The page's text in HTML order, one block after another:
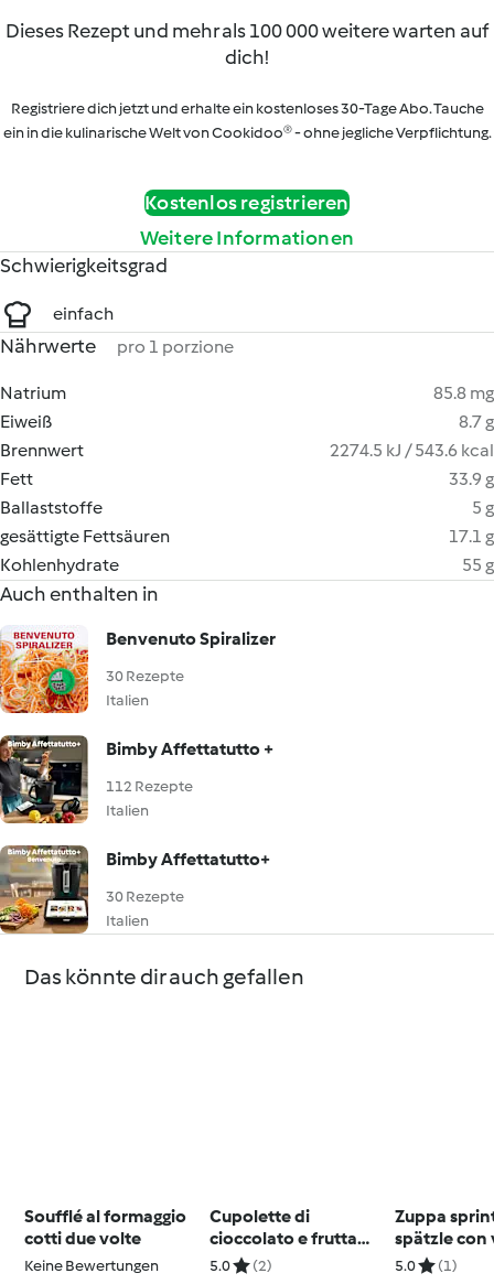
Dieses Rezept und mehr als 100 000 weitere warten auf
dich!
Registriere dich jetzt und erhalte ein kostenloses 30-Tage Abo. Tauche
ein in die kulinarische Welt von Cookidoo® - ohne jegliche Verpflichtung.
Kostenlos registrieren
Weitere Informationen
Schwierigkeitsgrad
einfach
Nährwerte pro 1 porzione
Natrium
85.8 mg
Eiweiß
8.7 g
Brennwert
2274.5 kJ / 543.6 kcal
Fett
33.9 g
Ballaststoffe
5 g
gesättigte Fettsäuren
17.1 g
Kohlenhydrate
55 g
Auch enthalten in
Benvenuto Spiralizer
30 Rezepte
Italien
Bimby Affettatutto +
112 Rezepte
Italien
Bimby Affettatutto+
30 Rezepte
Italien
Das könnte dir auch gefallen
Soufflé al formaggio
cotti due volte
Keine Bewertungen
Cupolette di
cioccolato e frutta
secca
5.0 (2)
Zuppa
spätzle con
5.0 (1)